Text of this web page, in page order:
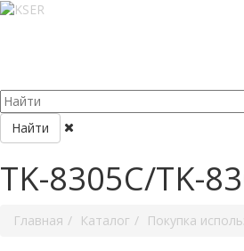
Найти
TK-8305C/TK-
Главная Каталог Покупка